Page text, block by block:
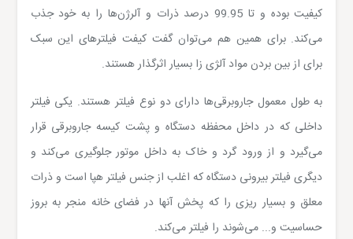
کیفیت بوده و تا 99.95 درصد ذرات و آلرژن‌ها را به خود جذب
می‌کند. برای همین هم می‌توان گفت کیفت فیلترهای این سبک
برای از بین بردن مواد آلژی زا بسیار اثرگذار هستند.
به طول معمول جاروبرقی‌ها دارای دو نوع فیلتر هستند. یکی فیلتر
داخلی که در داخل محفظه دستگاه و پشت کیسه جاروبرقی قرار
می‌گیرد و از ورود گرد و خاک به داخل موتور جلوگیری می‌کند و
دیگری فیلتر بیرونی دستگاه که اغلب از جنس فیلتر هپا است و ذرات
معلق و بسیار ریزی را که پخش آنها در فضای خانه منجر به بروز
حساسیت و... می‌شوند را فیلتر می‌کند.